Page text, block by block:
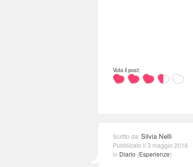
Vota il post:
Scritto da:Silvia Nelli
Pubblicato il 3 maggio 2016
in Diario (Esperienze)